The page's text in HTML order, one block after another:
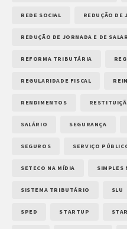
REDE SOCIAL REDUÇÃO DE
REDUÇÃO DE JORNADA E DE
REFORMA TRIBUTÁRIA
REGULARIDADE FISCAL
RENDIMENTOS
SALÁRIO SEGURANÇA
SEGUROS SERVIÇO
SETECO NA MÍDIA SIMPLES
SISTEMA TRIBUTÁRIO SLU
SPED STARTUP